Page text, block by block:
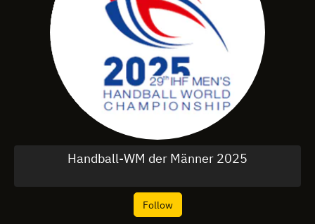
Handball-WM der Männer 2025
Follow